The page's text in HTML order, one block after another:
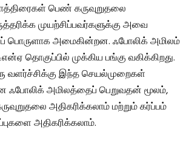
பெண் கருவுறுதலை
முயற்சிப்பவர்களுக்கு அவை
பொருளாக அமைகின்றன. ஃபோலிக் அமிலம்
தொகுப்பில் முக்கிய பங்கு வகிக்கிறது.
வளர்ச்சிக்கு இந்த செயல்முறைகள்
ஃபோலிக் அமிலத்தைப் பெறுவதன் மூலம்,
அதிகரிக்கலாம் மற்றும் கர்ப்பம்
அதிகரிக்கலாம்.